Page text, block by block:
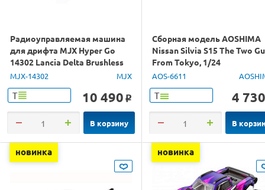
Радиоуправляемая машина
для дрифта MJX Hyper Go
14302 Lancia Delta Brushless
4WD 2.4G LED 1/14 RTR
MJX-14302 MJX
Т 10 490 o
В корзину
Сборная модель AOSHIMA
Nissan Silvia S15 The Two
From Tokyo, 1/24
AOS-6611
Т 4 730
В
новинка новинка